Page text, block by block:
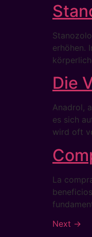
erhöhen.
Die
Anadrol,
es sich
wird oft
La
Next →